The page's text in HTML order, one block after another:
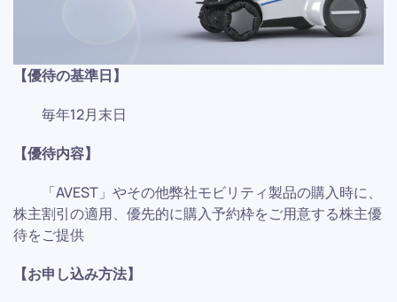
【優待の基準日】
毎年12月末日
【優待内容】
「AVEST」やその他弊社モビリティ製品の購入時に、
株主割引の適用、優先的に購入予約枠をご用意する株主優
待をご提供
【お申し込み方法】